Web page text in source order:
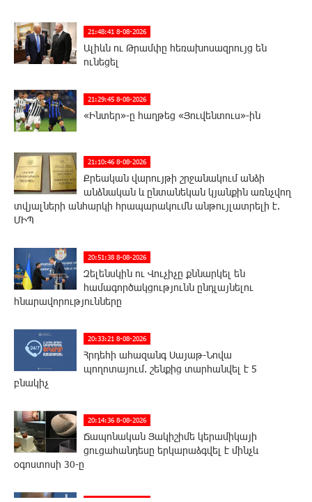
21:48:41 8-08-2026
Ալիևն ու Թրամփը հեռախոսազրույց են
ունեցել
21:29:45 8-08-2026
«Ինտեր»-ը հաղթեց «Յուվենտուս»-ին
21:10:46 8-08-2026
Քրեական վարույթի շրջանակում անձի
անձնական և ընտանեկան կյանքին առնչվող
տվյալների անհարկի հրապարակումն անթույլատրելի է.
ՄԻՊ
20:51:38 8-08-2026
Զելենսկին ու Վուչիչը քննարկել են
համագործակցությունն ընդլայնելու
հնարավորությունները
20:33:21 8-08-2026
Հրդեհի ահազանգ Սայաթ-Նովա
պողոտայում. շենքից տարհանվել է 5
բնակիչ
20:14:36 8-08-2026
Ճապոնական Յակիշիմե կերամիկայի
ցուցահանդեսը երկարաձգվել է մինչև
օգոստոսի 30-ը